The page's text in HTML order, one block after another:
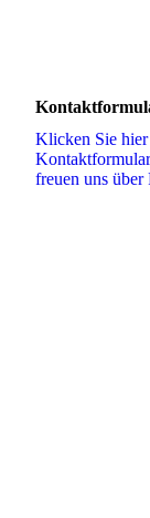
Klicken Sie
freuen uns über